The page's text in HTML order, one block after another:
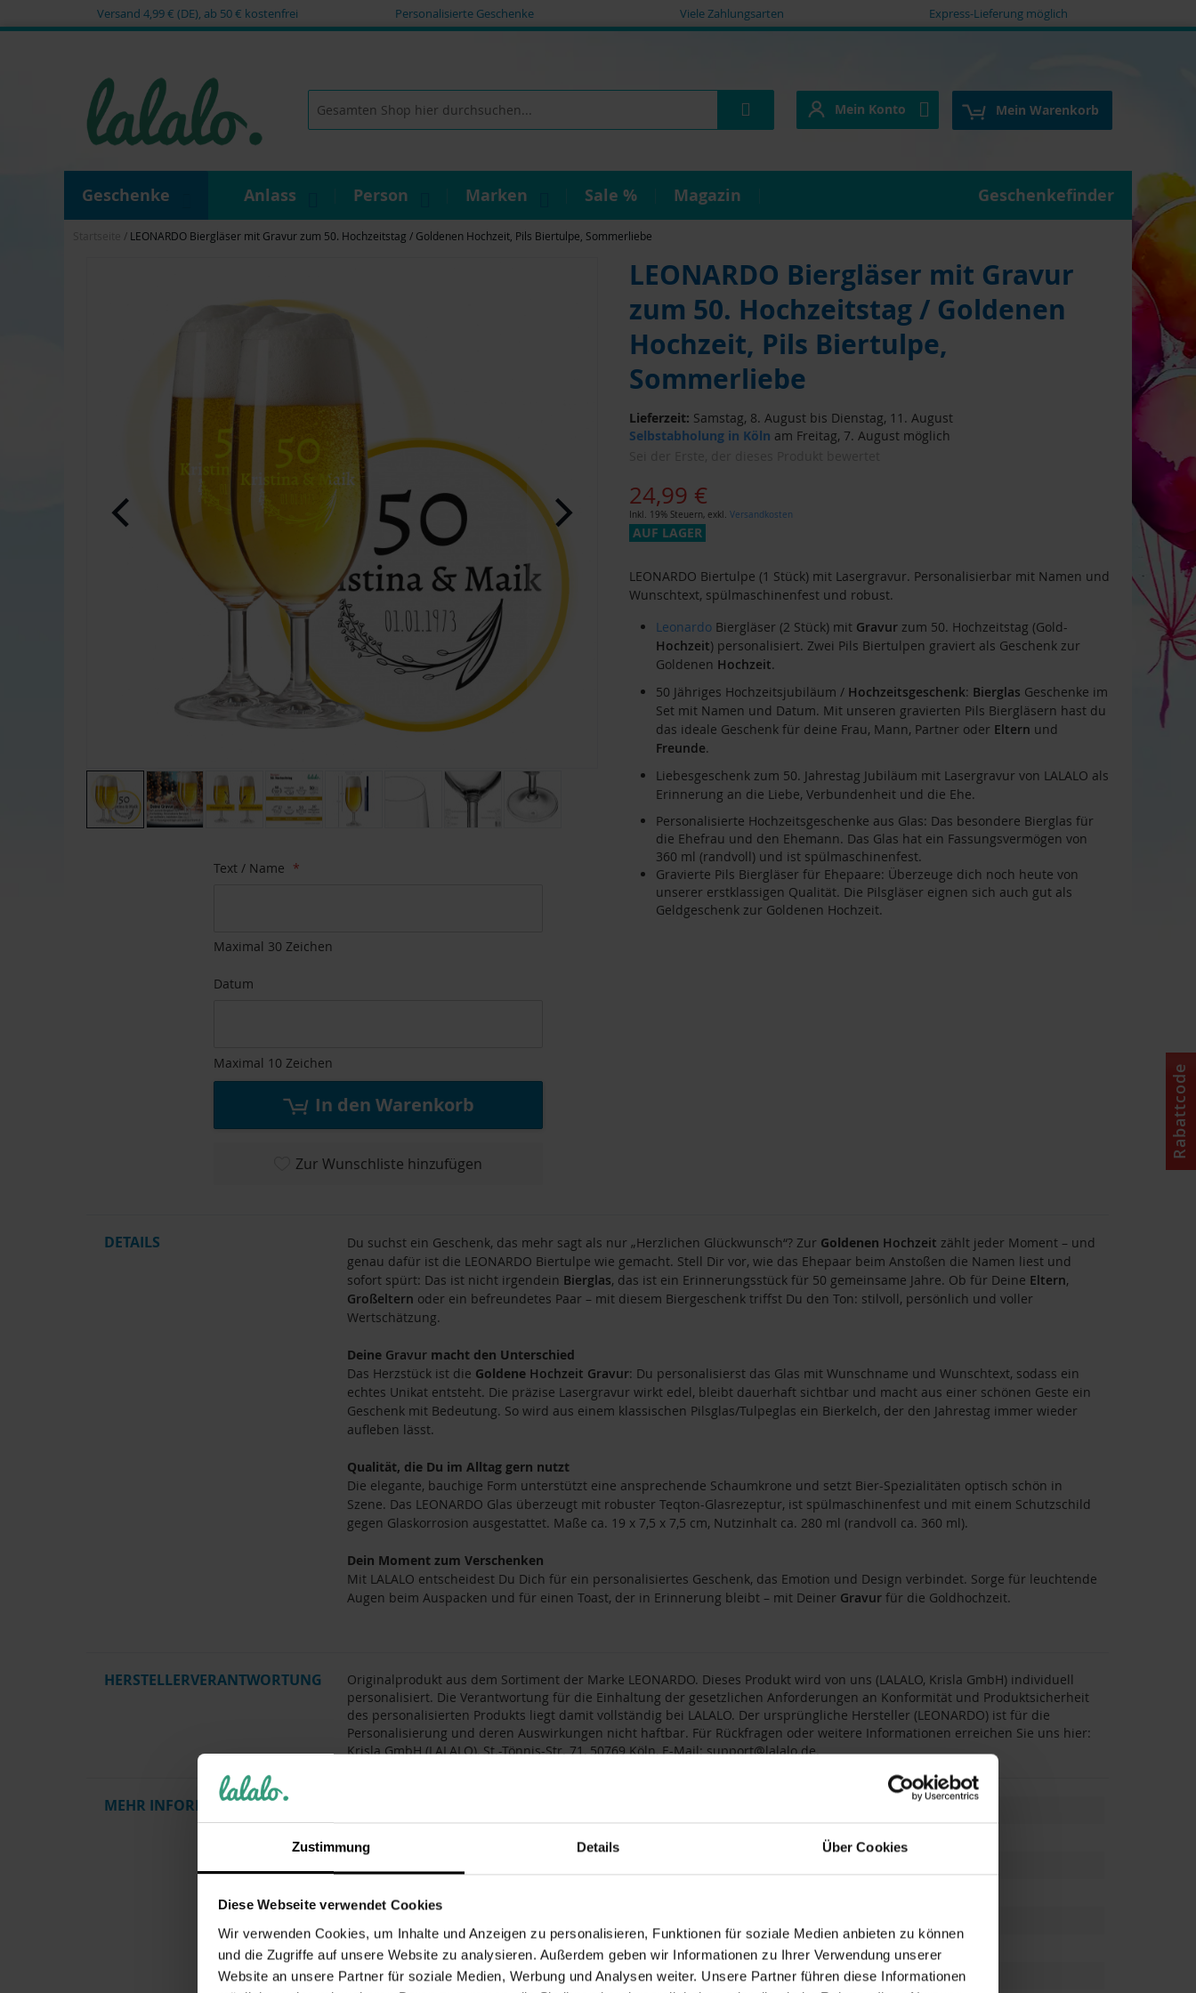
Zustimmung Details Über Cookies
Diese Webseite verwendet Cookies
Wir verwenden Cookies, um Inhalte und Anzeigen zu personalisieren, Funktionen für soziale Medien anbieten zu können
und die Zugriffe auf unsere Website zu analysieren. Außerdem geben wir Informationen zu Ihrer Verwendung unserer
Website an unsere Partner für soziale Medien, Werbung und Analysen weiter. Unsere Partner führen diese Informationen
Versand 4,99 € (DE), ab 50 € kostenfrei Personalisierte Geschenke Viele Zahlungsarten Express-Lieferung möglich
springen
Mein Warenkorb
Mein Konto
Mein Konto
Geschenke Anlass Person Marken Sale % Magazin Geschenkefinder
LEONARDO Biergläser mit Gravur zum 50. Hochzeitstag / Goldenen Hochzeit, Pils Biertulpe, Sommerliebe
LEONARDO Biergläser mit Gravur
zum 50. Hochzeitstag / Goldenen
Hochzeit, Pils Biertulpe,
Sommerliebe
Lieferzeit: Samstag, 8. August bis Dienstag, 11. August
Selbstabholung in Köln am Freitag, 7. August möglich
24,99 €
Inkl. 19% Steuern, exkl. Versandkosten
AUF LAGER
LEONARDO Biertulpe (1 Stück) mit Lasergravur. Personalisierbar mit Namen und
Wunschtext, spülmaschinenfest und robust.
LeonardoBiergläser (2 Stück) mit Gravurzum 50. Hochzeitstag (Gold-
Hochzeit) personalisiert. Zwei Pils Biertulpen graviert als Geschenk zur
Goldenen Hochzeit.
50 Jähriges Hochzeitsjubiläum / Hochzeitsgeschenk: Bierglas Geschenke im
Set mit Namen und Datum. Mit unseren gravierten Pils Biergläsern hast du
das ideale Geschenk für deine Frau, Mann, Partner oder Eltern und
Freunde.
Liebesgeschenk zum 50. Jahrestag Jubiläum mit Lasergravur von LALALO als
Erinnerung an die Liebe, Verbundenheit und die Ehe.
Personalisierte Hochzeitsgeschenke aus Glas: Das besondere Bierglas für
die Ehefrau und den Ehemann. Das Glas hat ein Fassungsvermögen von
360 ml (randvoll) und ist spülmaschinenfest.
Gravierte Pils Biergläser für Ehepaare: Überzeuge dich noch heute von
unserer erstklassigen Qualität. Die Pilsgläser eignen sich auch gut als
Geldgeschenk zur Goldenen Hochzeit.
Text / Name
Maximal 30 Zeichen
Datum
Maximal 10 Zeichen
In den Warenkorb
Zur Wunschliste hinzufügen
DETAILS Du suchst ein Geschenk, das mehr sagt als nur „Herzlichen Glückwunsch“? Zur Goldenen Hochzeit zählt jeder Moment – und
genau dafür ist die LEONARDO Biertulpe wie gemacht. Stell Dir vor, wie das Ehepaar beim Anstoßen die Namen liest und
sofort spürt: Das ist nicht irgendein Bierglas, das ist ein Erinnerungsstück für 50 gemeinsame Jahre. Ob für Deine Eltern,
Großeltern oder ein befreundetes Paar – mit diesem Biergeschenk triffst Du den Ton: stilvoll, persönlich und voller
Wertschätzung.
Deine Gravurmacht den Unterschied
Das Herzstück ist die Goldene Hochzeit Gravur: Du personalisierst das Glas mit Wunschname und Wunschtext, sodass ein
echtes Unikat entsteht. Die präzise Lasergravur wirkt edel, bleibt dauerhaft sichtbar und macht aus einer schönen Geste ein
Geschenk mit Bedeutung. So wird aus einem klassischen Pilsglas/Tulpeglas ein Bierkelch, der den Jahrestag immer wieder
aufleben lässt.
Qualität, die Du im Alltag gern nutzt
Die elegante, bauchige Form unterstützt eine ansprechende Schaumkrone und setzt Bier-Spezialitäten optisch schön in
Szene. Das LEONARDO Glas überzeugt mit robuster Teqton-Glasrezeptur, ist spülmaschinenfest und mit einem Schutzschild
gegen Glaskorrosion ausgestattet. Maße ca. 19 x 7,5 x 7,5 cm, Nutzinhalt ca. 280 ml (randvoll ca. 360 ml).
Dein Moment zum Verschenken
Mit LALALO entscheidest Du Dich für ein personalisiertes Geschenk, das Emotion und Design verbindet. Sorge für leuchtende
Augen beim Auspacken und für einen Toast, der in Erinnerung bleibt – mit Deiner Gravurfür die Goldhochzeit.
HERSTELLERVERANTWORTUNG
Originalprodukt aus dem Sortiment der Marke LEONARDO. Dieses Produkt wird von uns (LALALO, Krisla GmbH) individuell
personalisiert. Die Verantwortung für die Einhaltung der gesetzlichen Anforderungen an Konformität und Produktsicherheit
des personalisierten Produkts liegt damit vollständig bei LALALO. Der ursprüngliche Hersteller (LEONARDO) ist für die
Personalisierung und deren Auswirkungen nicht haftbar. Für Rückfragen oder weitere Informationen erreichen Sie uns hier:
Krisla GmbH (LALALO), St.-Tönnis-Str. 71, 50769 Köln, E-Mail: support@lalalo.de.
MEHR INFORMATIONEN
Zielgruppe
Mann Frauen ,
Motiv / Form
Text
Rabattcode